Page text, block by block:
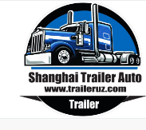
content